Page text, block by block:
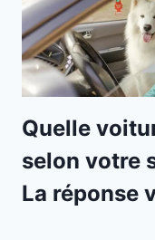
Quelle
selon votre
La réponse